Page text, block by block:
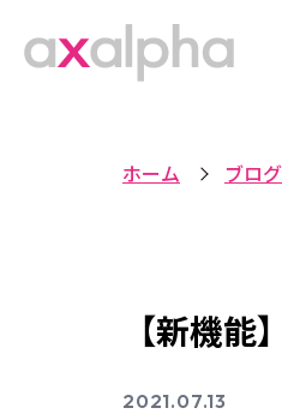
ホーム ブログ
【新機能
2021.07.13